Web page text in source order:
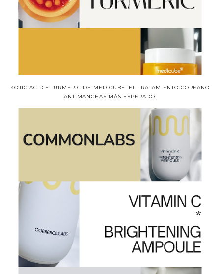
KOJIC ACID + TURMERIC DE MEDICUBE: EL TRATAMIENTO COREANO
ANTIMANCHAS MÁS ESPERADO.